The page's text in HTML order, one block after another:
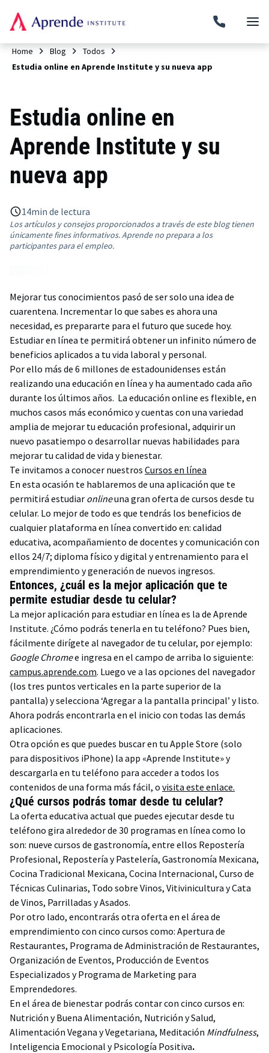
Home Blog
Todos
Estudia online en Aprende Institute y su nueva app
Estudia online en
Aprende Institute y su
nueva app
14min de lectura
Los artículos y consejos proporcionados a través de este blog tienen
únicamente fines informativos. Aprende no prepara a los
participantes para el empleo.
Mejorar tus conocimientos pasó de ser solo una idea de
cuarentena. Incrementar lo que sabes es ahora una
necesidad, es prepararte para el futuro que sucede hoy.
Estudiar en línea te permitirá obtener un infinito número de
beneficios aplicados a tu vida laboral y personal.
Por ello más de 6 millones de estadounidenses están
realizando una educación en línea y ha aumentado cada año
durante los últimos años. La educación online es flexible, en
muchos casos más económico y cuentas con una variedad
amplia de mejorar tu educación profesional, adquirir un
nuevo pasatiempo o desarrollar nuevas habilidades para
mejorar tu calidad de vida y bienestar.
Te invitamos a conocer nuestros Cursos en línea
En esta ocasión te hablaremos de una aplicación que te
permitirá estudiar onlineuna gran oferta de cursos desde tu
celular. Lo mejor de todo es que tendrás los beneficios de
cualquier plataforma en línea convertido en: calidad
educativa, acompañamiento de docentes y comunicación con
ellos 24/7; diploma físico y digital y entrenamiento para el
emprendimiento y generación de nuevos ingresos.
Entonces, ¿cuál es la mejor aplicación que te
permite estudiar desde tu celular?
La mejor aplicación para estudiar en línea es la de Aprende
Institute. ¿Cómo podrás tenerla en tu teléfono? Pues bien,
fácilmente dirígete al navegador de tu celular, por ejemplo:
Google Chromee ingresa en el campo de arriba lo siguiente:
campus.aprende.com. Luego ve a las opciones del navegador
(los tres puntos verticales en la parte superior de la
pantalla) y selecciona ‘Agregar a la pantalla principal’ y listo.
Ahora podrás encontrarla en el inicio con todas las demás
aplicaciones.
Otra opción es que puedes buscar en tu Apple Store (solo
para dispositivos iPhone) la app «Aprende Institute» y
descargarla en tu teléfono para acceder a todos los
contenidos de una forma más fácil, o visita este enlace.
¿Qué cursos podrás tomar desde tu celular?
La oferta educativa actual que puedes ejecutar desde tu
teléfono gira alrededor de 30 programas en línea como lo
son: nueve cursos de gastronomía, entre ellos Repostería
Profesional, Repostería y Pastelería, Gastronomía Mexicana,
Cocina Tradicional Mexicana, Cocina Internacional, Curso de
Técnicas Culinarias, Todo sobre Vinos, Vitivinicultura y Cata
de Vinos, Parrilladas y Asados.
Por otro lado, encontrarás otra oferta en el área de
emprendimiento con cinco cursos como: Apertura de
Restaurantes, Programa de Administración de Restaurantes,
Organización de Eventos, Producción de Eventos
Especializados y Programa de Marketing para
Emprendedores.
En el área de bienestar podrás contar con cinco cursos en:
Nutrición y Buena Alimentación, Nutrición y Salud,
Alimentación Vegana y Vegetariana, Meditación Mindfulness,
Inteligencia Emocional y Psicología Positiva.